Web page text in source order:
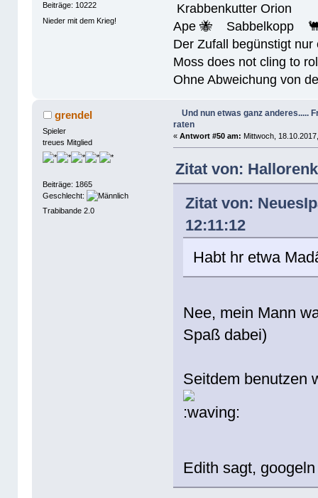
Beiträge: 10222
Nieder mit dem Krieg!
Krabbenkutter Orion
Ape 🐝 Sabbelkopp
Der Zufall begünstigt
Moss does not cling to
Ohne Abweichung von
grendel
Spieler
treues Mitglied
Beiträge: 1865
Geschlecht:
Trabibande 2.0
Und nun etwas ganz anderes.....
raten
«Antwort #50 am: Mittwoch,
Zitat von:
Zitat von:
12:11:12
Habt hr etwa
Nee, mein Mann
Spaß dabei)
Seitdem benutzen
Edith sagt,